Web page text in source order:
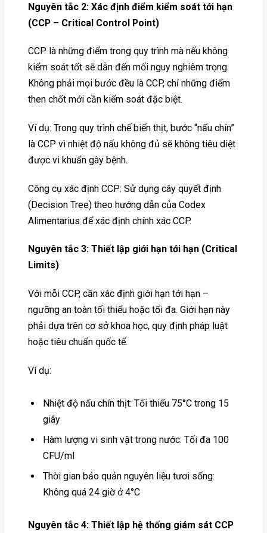
Nguyên tắc 2: Xác định điểm kiểm soát tới hạn
(CCP – Critical Control Point)
CCP là những điểm trong quy trình mà nếu không
kiểm soát tốt sẽ dẫn đến mối nguy nghiêm trọng.
Không phải mọi bước đều là CCP, chỉ những điểm
then chốt mới cần kiểm soát đặc biệt.
Ví dụ: Trong quy trình chế biến thịt, bước “nấu chín”
là CCP vì nhiệt độ nấu không đủ sẽ không tiêu diệt
được vi khuẩn gây bệnh.
Công cụ xác định CCP: Sử dụng cây quyết định
(Decision Tree) theo hướng dẫn của Codex
Alimentarius để xác định chính xác CCP.
Nguyên tắc 3: Thiết lập giới hạn tới hạn (Critical
Limits)
Với mỗi CCP, cần xác định giới hạn tới hạn –
ngưỡng an toàn tối thiểu hoặc tối đa. Giới hạn này
phải dựa trên cơ sở khoa học, quy định pháp luật
hoặc tiêu chuẩn quốc tế.
Ví dụ:
Nhiệt độ nấu chín thịt: Tối thiểu 75°C trong 15
giây
Hàm lượng vi sinh vật trong nước: Tối đa 100
CFU/ml
Thời gian bảo quản nguyên liệu tươi sống:
Không quá 24 giờ ở 4°C
Nguyên tắc 4: Thiết lập hệ thống giám sát CCP